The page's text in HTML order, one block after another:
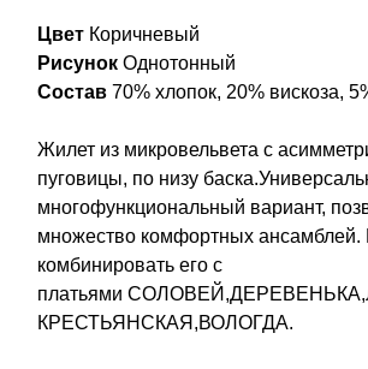
Цвет Коричневый
Рисунок Однотонный
Состав 70% хлопок, 20% вискоза,
Жилет из микровельвета с
пуговицы, по низу
многофункциональный вариант,
множество комфортных
комбинировать его с
платьями
КРЕСТЬЯНСКАЯ,ВОЛОГДА.